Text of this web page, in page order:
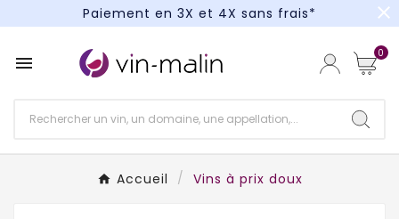
Paiement en 3X et 4X sans frais*
Paiement en 3X et 4X sans frais*
close
 0
Accueil Vins à prix doux